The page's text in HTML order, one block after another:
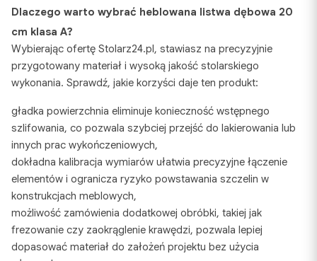
Dlaczego warto wybrać heblowana listwa dębowa 20
cm klasa A?
Wybierając ofertę Stolarz24.pl, stawiasz na precyzyjnie
przygotowany materiał i wysoką jakość stolarskiego
wykonania. Sprawdź, jakie korzyści daje ten produkt:
gładka powierzchnia eliminuje konieczność wstępnego
szlifowania, co pozwala szybciej przejść do lakierowania lub
innych prac wykończeniowych,
dokładna kalibracja wymiarów ułatwia precyzyjne łączenie
elementów i ogranicza ryzyko powstawania szczelin w
konstrukcjach meblowych,
możliwość zamówienia dodatkowej obróbki, takiej jak
frezowanie czy zaokrąglenie krawędzi, pozwala lepiej
dopasować materiał do założeń projektu bez użycia